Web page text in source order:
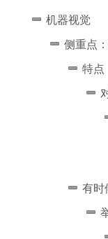
机器视觉
侧重点
特点
有时